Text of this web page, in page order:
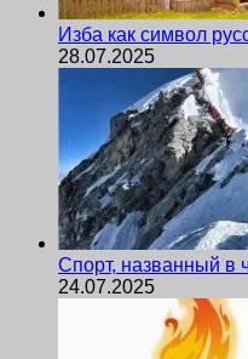
Изба как символ
28.07.2025
Спорт, названный в
24.07.2025